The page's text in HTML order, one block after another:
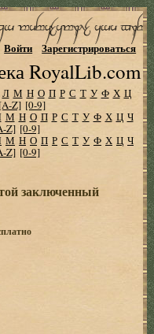
RoyalLib.com
Войти Зарегистрироваться
Л М Н О П Р С Т У Ф Х Ц
[A-Z] [0-9]
М Н О П Р С Т У Ф Х Ц Ч
Z] [0-9]
М Н О П Р С Т У Ф Х Ц Ч
Z] [0-9]
заключенный